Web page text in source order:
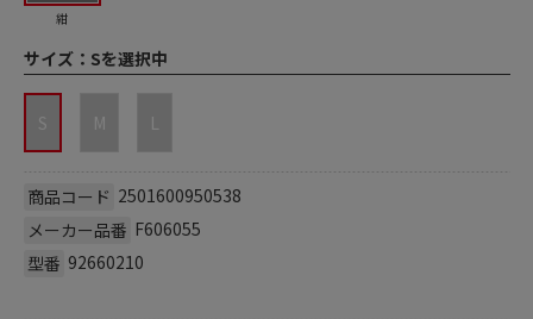
紺
サイズ： Sを選択中
S M L
商品コード 2501600950538
メーカー品番 F606055
型番 92660210